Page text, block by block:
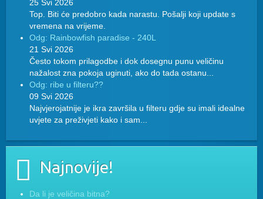
25 Svi 2026
Top. Biti će predobro kada narastu. Pošalji koji update s
vremena na vrijeme.
Odg: Rainbowfish paradise - 240L
21 Svi 2026
Često tokom prilagodbe i dok dosegnu punu veličinu
nažalost zna pokoja uginuti, ako do tada ostanu...
Odg: ribe u filteru??
09 Svi 2026
Najvjerojatnije je ikra završila u filteru gdje su imali idealne
uvjete za preživjeti kako i sam...
Najnovije!
Da li je veličina bitna?